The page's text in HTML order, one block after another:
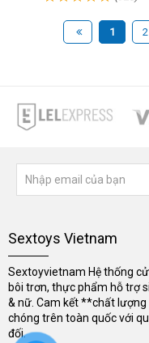
1 2
Sextoys Vietnam
Sextoyvietnam Hệ thống
bôi trơn, thực phẩm hỗ trợ
& nữ. Cam kết **chất
chóng trên toàn quốc với
đối.